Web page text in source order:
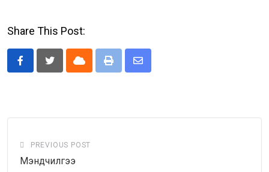
Share This Post:
Cloud Print
Share
PREVIOUS POST
Мэндчилгээ